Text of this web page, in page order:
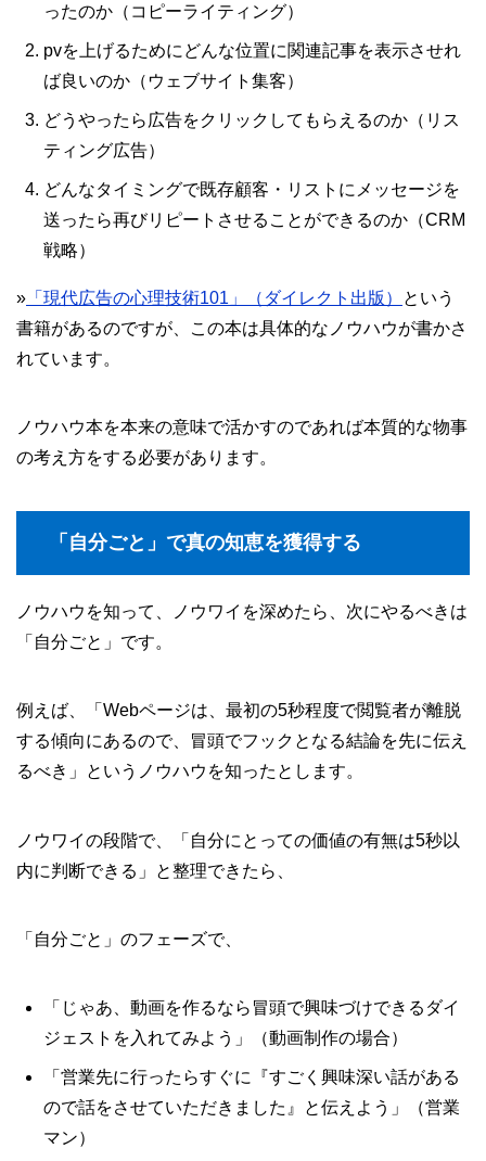
ったのか（コピーライティング）
pvを上げるためにどんな位置に関連記事を表示させれ
ば良いのか（ウェブサイト集客）
どうやったら広告をクリックしてもらえるのか（リス
ティング広告）
どんなタイミングで既存顧客・リストにメッセージを
送ったら再びリピートさせることができるのか（CRM
戦略）
» 「現代広告の心理技術101」（ダイレクト出版）
という
書籍があるのですが、この本は具体的なノウハウが書かさ
れています。
ノウハウ本を本来の意味で活かすのであれば本質的な物事
の考え方をする必要があります。
「自分ごと」で真の知恵を獲得する
ノウハウを知って、ノウワイを深めたら、次にやるべきは
「自分ごと」です。
例えば、「Webページは、最初の5秒程度で閲覧者が離脱
する傾向にあるので、冒頭でフックとなる結論を先に伝え
るべき」というノウハウを知ったとします。
ノウワイの段階で、「自分にとっての価値の有無は5秒以
内に判断できる」と整理できたら、
「自分ごと」のフェーズで、
「じゃあ、動画を作るなら冒頭で興味づけできるダイ
ジェストを入れてみよう」（動画制作の場合）
「営業先に行ったらすぐに『すごく興味深い話がある
ので話をさせていただきました』と伝えよう」（営業
マン）